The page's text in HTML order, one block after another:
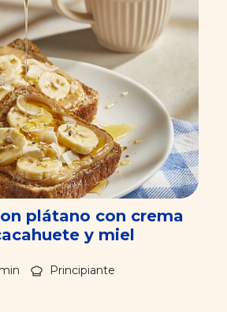
plátano con crema
y miel
Principiante